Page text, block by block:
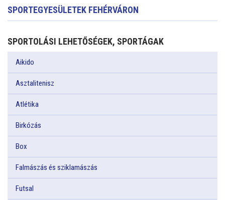
SPORTEGYESÜLETEK FEHÉRVÁRON
SPORTOLÁSI LEHETŐSÉGEK, SPORTÁGAK
Aikido
Asztalitenisz
Atlétika
Birkózás
Box
Falmászás és sziklamászás
Futsal